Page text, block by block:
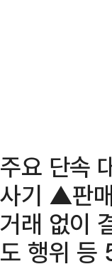
주요 단속
사기 ▲판
거래 없이
도 행위 등